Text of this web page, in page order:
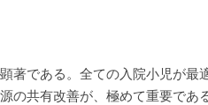
著である。全ての入院小児が最
共有改善が、極めて重要である